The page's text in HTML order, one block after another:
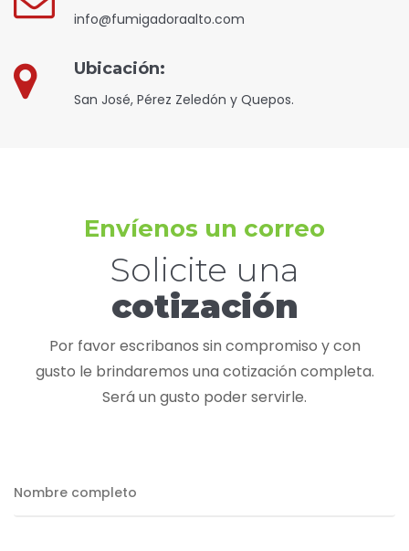
info@fumigadoraalto.com
Ubicación:
San José, Pérez Zeledón y Quepos.
Envíenos un correo
Solicite una
cotización
Por favor escribanos sin compromiso y con
gusto le brindaremos una cotización completa.
Será un gusto poder servirle.